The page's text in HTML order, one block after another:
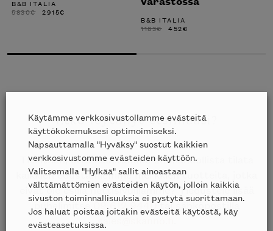
B&B ITALIA
5830€ ALKUPERÄINEN
2915€
B&B ITALIA
1183€ ALKUPERÄINEN
452€
Etkö löytänyt etsimääsi?
Tiesithän, että kauttamme on mahdollista tilata
kaikkien edustamiemme merkkien tuotteita, jotka
eivät ole esillä nettisivuillamme? Tiedustele lisää
puhelimitse09 612 9440tai sähköpostilla
sales@skanno.fi
Käytämme verkkosivustollamme evästeitä
käyttökokemuksesi optimoimiseksi.
Napsauttamalla "Hyväksy" suostut kaikkien
verkkosivustomme evästeiden käyttöön.
Valitsemalla "Hylkää" sallit ainoastaan
välttämättömien evästeiden käytön, jolloin kaikkia
sivuston toiminnallisuuksia ei pystytä suorittamaan.
Jos haluat poistaa joitakin evästeitä käytöstä, käy
evästeasetuksissa.